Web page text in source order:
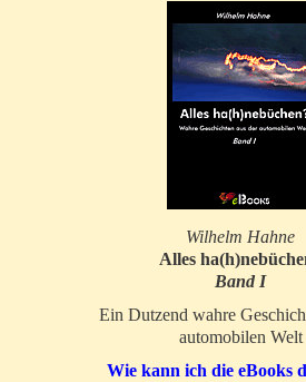
Wilhelm Hahne
Alles
Band I
Ein Dutzend wahre
automobilen Welt
Wie kann ich die eBooks